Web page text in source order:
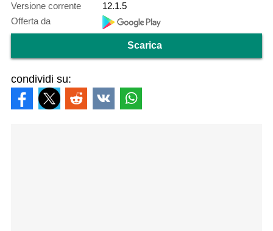
Versione corrente
12.1.5
Offerta da
Scarica
condividi su: